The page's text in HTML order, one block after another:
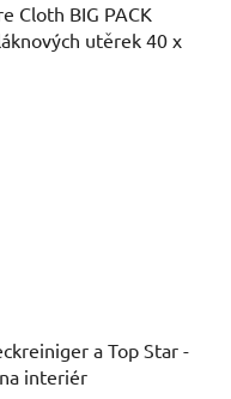
Cloth BIG PACK
utěrek 40 x
a Top Star -
interiér